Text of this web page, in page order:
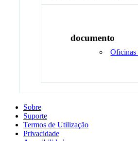
documento
Oficinas
Sobre
Suporte
Termos de Utilização
Privacidade